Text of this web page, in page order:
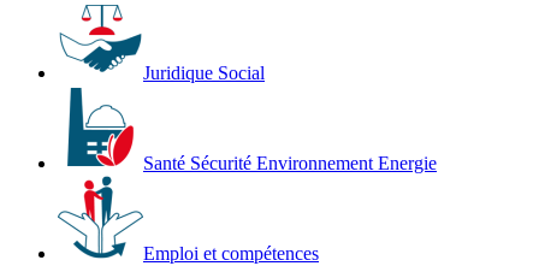
Juridique Social
Santé Sécurité Environnement Energie
Emploi et compétences